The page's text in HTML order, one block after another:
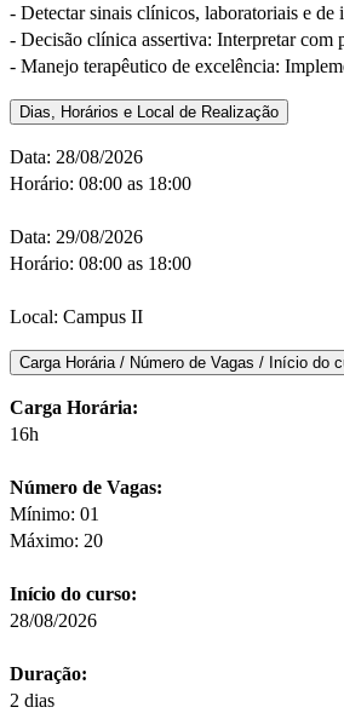
- Detectar sinais clínicos, laboratoriais e
- Decisão clínica assertiva: Interpretar com
- Manejo terapêutico de excelência:
Dias, Horários e Local de Realização
Data: 28/08/2026
Horário: 08:00 as 18:00
Data: 29/08/2026
Horário: 08:00 as 18:00
Local: Campus II
Carga Horária:
16h
Número de Vagas:
Mínimo: 01
Máximo: 20
Início do curso:
28/08/2026
Duração:
2 dias